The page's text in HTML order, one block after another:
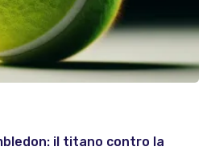
il titano contro la